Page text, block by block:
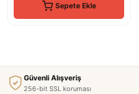
Sepete Ekle
Güvenli Alışveriş
256-bit SSL koruması